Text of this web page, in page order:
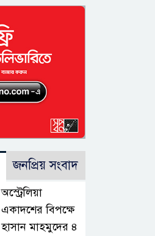
জনপ্রিয় সংবাদ
অস্ট্রেলিয়া
একাদশের বিপক্ষে
হাসান মাহমুদের ৪